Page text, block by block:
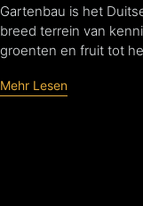
Gartenbau is het
breed terrein van
groenten en fruit tot
Mehr Lesen